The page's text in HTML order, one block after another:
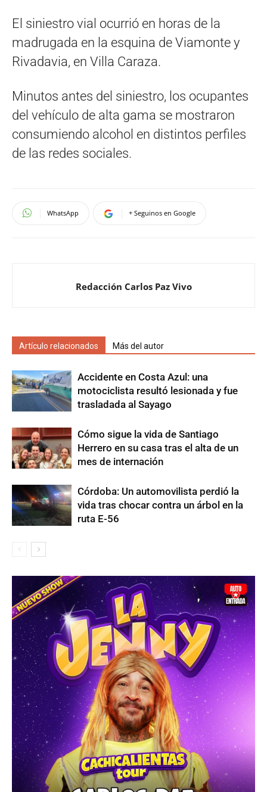
El siniestro vial ocurrió en horas de la
madrugada en la esquina de Viamonte y
Rivadavia, en Villa Caraza.
Minutos antes del siniestro, los ocupantes
del vehículo de alta gama se mostraron
consumiendo alcohol en distintos perfiles
de las redes sociales.
WhatsApp + Seguinos en Google
Redacción Carlos Paz Vivo
Artículo relacionados Más del autor
Accidente en Costa Azul: una
motociclista resultó lesionada y fue
trasladada al Sayago
Cómo sigue la vida de Santiago
Herrero en su casa tras el alta de un
mes de internación
Córdoba: Un automovilista perdió la
vida tras chocar contra un árbol en la
ruta E-56